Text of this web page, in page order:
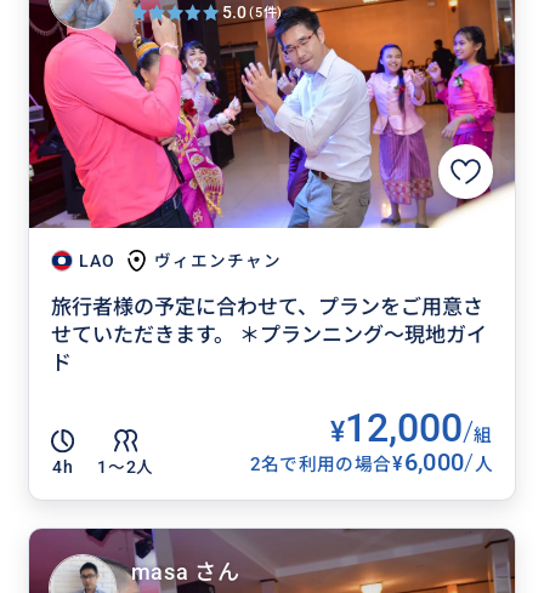
LAO ヴィエンチャン
旅行者様の予定に合わせて、プランをご用意さ
せていただきます。 ＊プランニング〜現地ガイ
ド
4h 1〜2人
¥12,000/組
2名で利用の場合¥6,000/人
5.0(5件)
masa さん